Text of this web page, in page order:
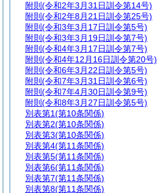
附則 (令和2年3月31日訓令第14号)
附則 (令和2年8月21日訓令第25号)
附則 (令和3年3月17日訓令第5号)
附則 (令和3年3月19日訓令第7号)
附則 (令和4年3月17日訓令第7号)
附則 (令和4年12月16日訓令第20号)
附則 (令和6年3月22日訓令第5号)
附則 (令和7年3月31日訓令第6号)
附則 (令和7年4月30日訓令第9号)
附則 (令和8年3月27日訓令第5号)
別表第1(第10条関係)
別表第2(第10条関係)
別表第3(第10条関係)
別表第4(第11条関係)
別表第5(第11条関係)
別表第6(第11条関係)
別表第7(第11条関係)
別表第8(第11条関係)